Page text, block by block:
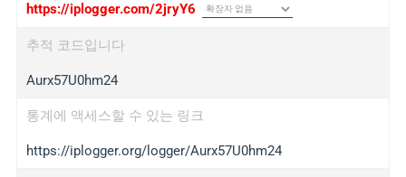
https://iplogger.com/2jryY6
추적 코드입니다
Aurx57U0hm24
통계에 액세스할 수 있는 링크
https://iplogger.org/logger/Aurx57U0hm24